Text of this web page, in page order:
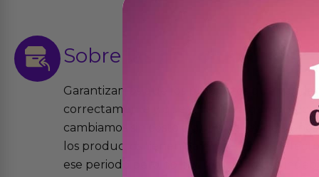
Sobre las devoluciones
Garantizamos que los productos que
correctamente y que si tienen algún
cambiamos sin costo alguno. La ley de 2
los productos tienen garantía contra
ese periodo pero no por mal uso o uso